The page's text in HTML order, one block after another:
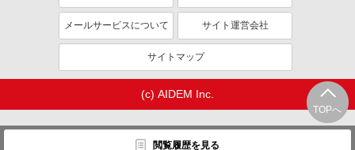
TOPへ
閲覧履歴を見る
メールサービスについて サイト運営会社
サイトマップ
(c) AIDEM Inc.